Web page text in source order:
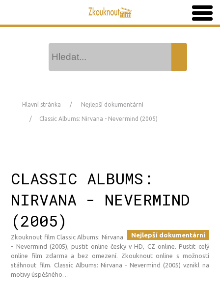
Hlavní stránka Nejlepší dokumentární
Classic Albums: Nirvana - Nevermind (2005)
CLASSIC ALBUMS:
NIRVANA - NEVERMIND
(2005)
Nejlepší dokumentární
Zkouknout film Classic Albums: Nirvana
- Nevermind (2005), pustit online česky v HD, CZ online. Pustit celý
online film zdarma a bez omezení. Zkouknout online s možností
stáhnout film. Classic Albums: Nirvana - Nevermind (2005) vznikl na
motivy úspěšného